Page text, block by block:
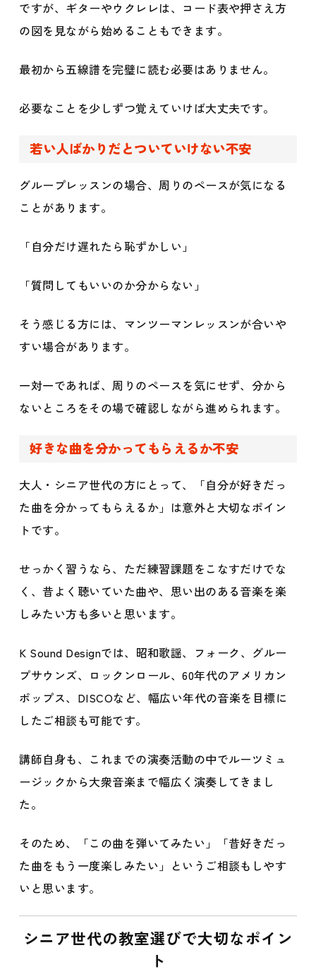
ですが、ギターやウクレレは、コード表や押さえ方
の図を見ながら始めることもできます。
最初から五線譜を完璧に読む必要はありません。
必要なことを少しずつ覚えていけば大丈夫です。
若い人ばかりだとついていけない不安
グループレッスンの場合、周りのペースが気になる
ことがあります。
「自分だけ遅れたら恥ずかしい」
「質問してもいいのか分からない」
そう感じる方には、マンツーマンレッスンが合いや
すい場合があります。
一対一であれば、周りのペースを気にせず、分から
ないところをその場で確認しながら進められます。
好きな曲を分かってもらえるか不安
大人・シニア世代の方にとって、「自分が好きだっ
た曲を分かってもらえるか」は意外と大切なポイン
トです。
せっかく習うなら、ただ練習課題をこなすだけでな
く、昔よく聴いていた曲や、思い出のある音楽を楽
しみたい方も多いと思います。
K Sound Designでは、昭和歌謡、フォーク、グルー
プサウンズ、ロックンロール、60年代のアメリカン
ポップス、DISCOなど、幅広い年代の音楽を目標に
したご相談も可能です。
講師自身も、これまでの演奏活動の中でルーツミュ
ージックから大衆音楽まで幅広く演奏してきまし
た。
そのため、「この曲を弾いてみたい」「昔好きだっ
た曲をもう一度楽しみたい」というご相談もしやす
いと思います。
シニア世代の教室選びで大切なポイン
ト